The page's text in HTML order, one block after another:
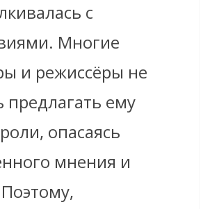
с
Многие
и режиссёры не
предлагать ему
опасаясь
мнения и